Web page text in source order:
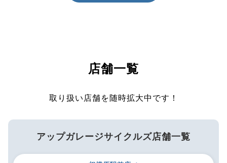
店舗一覧
取り扱い店舗を随時拡大中です！
アップガレージサイクルズ店舗一覧